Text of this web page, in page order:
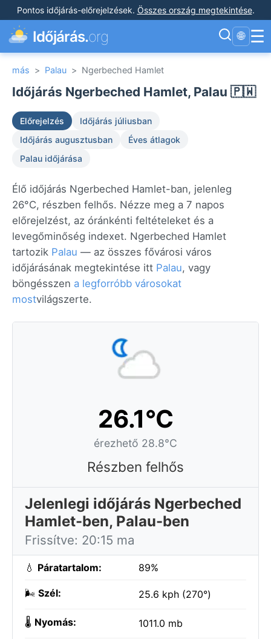
Pontos időjárás-előrejelzések. Összes ország megtekintése.
Időjárás.org 🌐 ☰
más > Palau > Ngerbeched Hamlet
Időjárás Ngerbeched Hamlet, Palau 🇵🇼
Előrejelzés
Időjárás júliusban
Időjárás augusztusban
Éves átlagok
Palau időjárása
Élő időjárás Ngerbeched Hamlet-ban, jelenleg
26°C, részben felhős. Nézze meg a 7 napos
előrejelzést, az óránkénti feltételeket és a
levegőminőség indexet. Ngerbeched Hamlet
tartozik Palau — az összes fővárosi város
időjárásának megtekintése itt Palau, vagy
böngésszen a legforróbb városokat
mostvilágszerte.
26.1°C
érezhető 28.8°C
Részben felhős
Jelenlegi időjárás Ngerbeched
Hamlet-ben, Palau-ben
Frissítve: 20:15 ma
💧 Páratartalom: 89%
🌬️ Szél: 25.6 kph (270°)
🌡️ Nyomás: 1011.0 mb